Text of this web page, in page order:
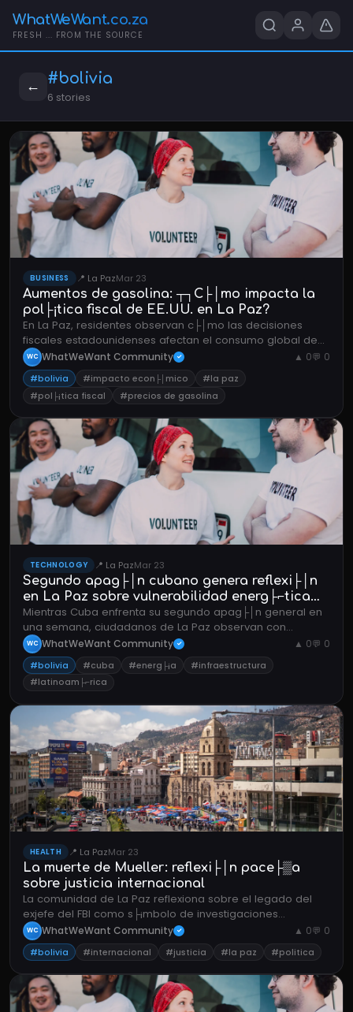
WhatWeWant.co.za
FRESH ... FROM THE SOURCE
← #bolivia
6 stories
BUSINESS 📍 La PazMar 23
Aumentos de gasolina: ┬┐C├│mo impacta la
pol├¡tica fiscal de EE.UU. en La Paz?
En La Paz, residentes observan c├│mo las decisiones
fiscales estadounidenses afectan el consumo global de
combustible y los precios locales.
WC WhatWeWant Community ✓ ▲ 0💬 0
#bolivia #impacto econ├│mico
#la paz
#pol├¡tica fiscal
#precios de gasolina
TECHNOLOGY 📍 La PazMar 23
Segundo apag├│n cubano genera reflexi├│n
en La Paz sobre vulnerabilidad energ├⌐tica
regional
Mientras Cuba enfrenta su segundo apag├│n general en
una semana, ciudadanos de La Paz observan con
preocupaci├│n los desaf├¡os de infraestructura
energ├⌐tica que afectan a Am├⌐rica Latina.
WC WhatWeWant Community ✓ ▲ 0💬 0
#bolivia #cuba #energ├¡a
#infraestructura
#latinoam├⌐rica
HEALTH 📍 La PazMar 23
La muerte de Mueller: reflexi├│n pace├▒a
sobre justicia internacional
La comunidad de La Paz reflexiona sobre el legado del
exjefe del FBI como s├¡mbolo de investigaciones
independientes en democracias globales.
WC WhatWeWant Community ✓ ▲ 0💬 0
#bolivia #internacional #justicia #la paz #politica